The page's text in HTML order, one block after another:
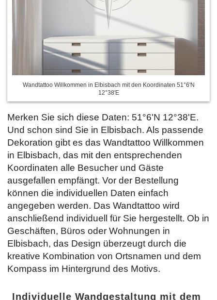
Wandtattoo Willkommen in Elbisbach mit den Koordinaten 51°6'N
12°38'E
Merken Sie sich diese Daten: 51°6'N 12°38'E.
Und schon sind Sie in Elbisbach. Als passende
Dekoration gibt es das Wandtattoo Willkommen
in Elbisbach, das mit den entsprechenden
Koordinaten alle Besucher und Gäste
ausgefallen empfängt. Vor der Bestellung
können die individuellen Daten einfach
angegeben werden. Das Wandtattoo wird
anschließend individuell für Sie hergestellt. Ob in
Geschäften, Büros oder Wohnungen in
Elbisbach, das Design überzeugt durch die
kreative Kombination von Ortsnamen und dem
Kompass im Hintergrund des Motivs.
Individuelle Wandgestaltung mit dem